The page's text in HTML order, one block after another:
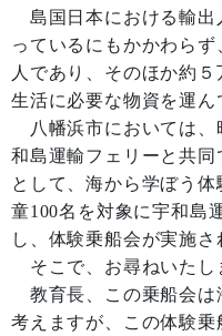
島国日本における輸出
っているにもかかわら
人であり、そのほか約
生活に必要な物資を運ん
八幡浜市においては、
和島運輸フェリーと共
として、海から学ぼう
童100名を対象に宇和島
し、体験乗船会が実施さ
そこで、お尋ねいたし
教育長、この乗船会は
考えますが、この体験